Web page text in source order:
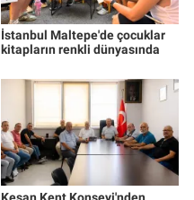
İstanbul Maltepe'de çocuklar
kitapların renkli dünyasında
Keşan Kent Konseyi'nden